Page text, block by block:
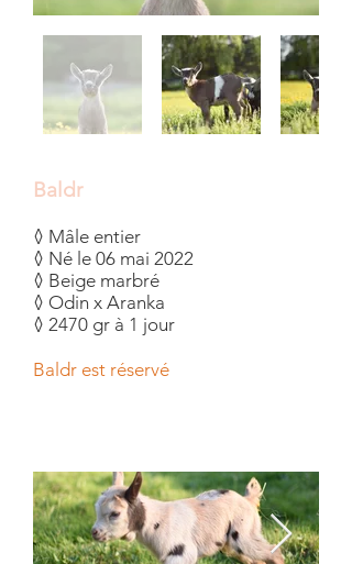
Baldr
◊ Mâle entier
◊ Né le 06 mai 2022
◊ Beige marbré
◊ Odin x Aranka
◊ 2470 gr à 1 jour
Baldr est réservé